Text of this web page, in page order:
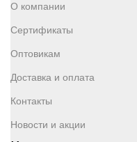
О компании
Сертификаты
Оптовикам
Доставка и оплата
Контакты
Новости и акции